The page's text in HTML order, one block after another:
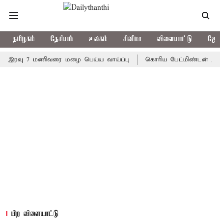
தமிழகம் தேசியம் உலகம் சினிமா விளையாட்டு
7 மணிவரை மழை பெய்ய வாய்ப்பு கொரிய பேட்மிண்டன் இறுதி
பிற விளையாட்டு